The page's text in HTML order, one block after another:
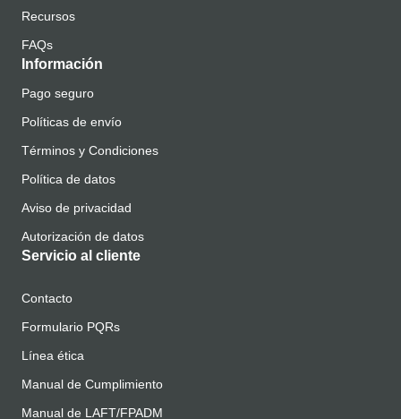
Recursos
FAQs
Información
Pago seguro
Políticas de envío
Términos y Condiciones
Política de datos
Aviso de privacidad
Autorización de datos
Servicio al cliente
Contacto
Formulario PQRs
Línea ética
Manual de Cumplimiento
Manual de LAFT/FPADM